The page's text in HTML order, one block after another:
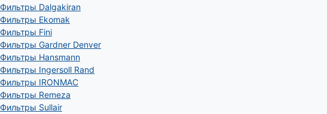
Фильтры Dalgakiran
Фильтры Ekomak
Фильтры Fini
Фильтры Gardner Denver
Фильтры Hansmann
Фильтры Ingersoll Rand
Фильтры IRONMAC
Фильтры Remeza
Фильтры Sullair